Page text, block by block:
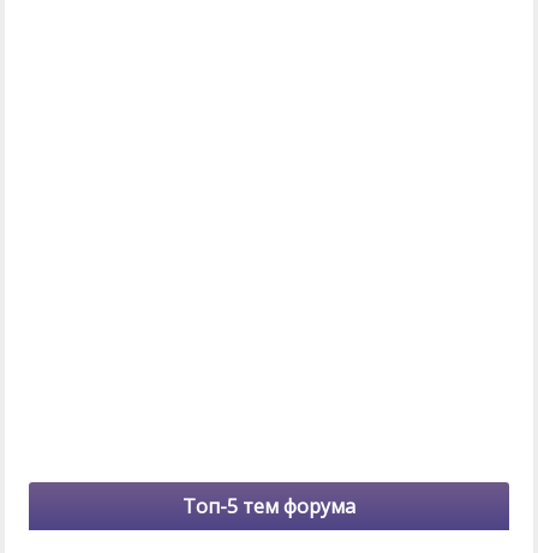
Топ-5 тем форума